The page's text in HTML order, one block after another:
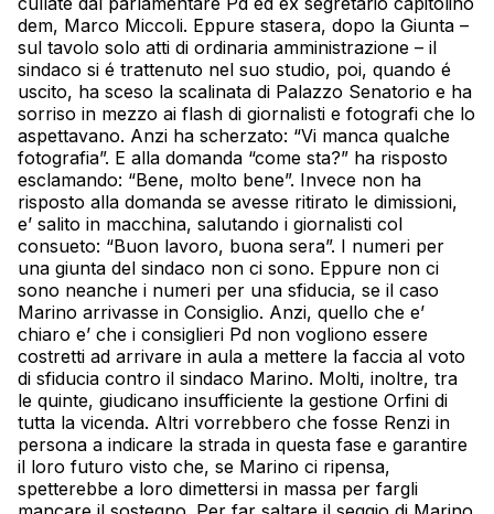
dem, Marco Miccoli. Eppure stasera, dopo la Giunta –
sul tavolo solo atti di ordinaria amministrazione – il
sindaco si é trattenuto nel suo studio, poi, quando é
uscito, ha sceso la scalinata di Palazzo Senatorio e ha
sorriso in mezzo ai flash di giornalisti e fotografi che lo
aspettavano. Anzi ha scherzato: “Vi manca qualche
fotografia”. E alla domanda “come sta?” ha risposto
esclamando: “Bene, molto bene”. Invece non ha
risposto alla domanda se avesse ritirato le dimissioni,
e’ salito in macchina, salutando i giornalisti col
consueto: “Buon lavoro, buona sera”. I numeri per
una giunta del sindaco non ci sono. Eppure non ci
sono neanche i numeri per una sfiducia, se il caso
Marino arrivasse in Consiglio. Anzi, quello che e’
chiaro e’ che i consiglieri Pd non vogliono essere
costretti ad arrivare in aula a mettere la faccia al voto
di sfiducia contro il sindaco Marino. Molti, inoltre, tra
le quinte, giudicano insufficiente la gestione Orfini di
tutta la vicenda. Altri vorrebbero che fosse Renzi in
persona a indicare la strada in questa fase e garantire
il loro futuro visto che, se Marino ci ripensa,
spetterebbe a loro dimettersi in massa per fargli